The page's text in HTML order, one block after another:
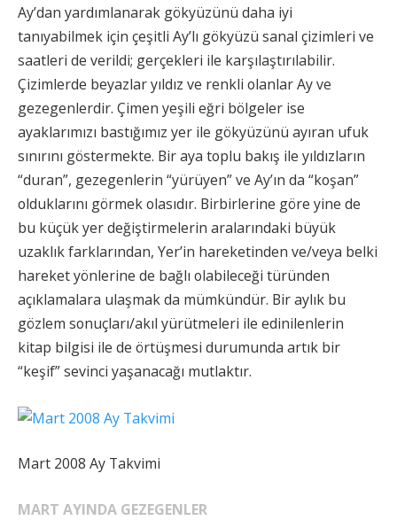
Ay’dan yardımlanarak gökyüzünü daha iyi
tanıyabilmek için çeşitli Ay’lı gökyüzü sanal çizimleri ve
saatleri de verildi; gerçekleri ile karşılaştırılabilir.
Çizimlerde beyazlar yıldız ve renkli olanlar Ay ve
gezegenlerdir. Çimen yeşili eğri bölgeler ise
ayaklarımızı bastığımız yer ile gökyüzünü ayıran ufuk
sınırını göstermekte. Bir aya toplu bakış ile yıldızların
“duran”, gezegenlerin “yürüyen” ve Ay’ın da “koşan”
olduklarını görmek olasıdır. Birbirlerine göre yine de
bu küçük yer değiştirmelerin aralarındaki büyük
uzaklık farklarından, Yer’in hareketinden ve/veya belki
hareket yönlerine de bağlı olabileceği türünden
açıklamalara ulaşmak da mümkündür. Bir aylık bu
gözlem sonuçları/akıl yürütmeleri ile edinilenlerin
kitap bilgisi ile de örtüşmesi durumunda artık bir
“keşif” sevinci yaşanacağı mutlaktır.
Mart 2008 Ay Takvimi
MART AYINDA GEZEGENLER